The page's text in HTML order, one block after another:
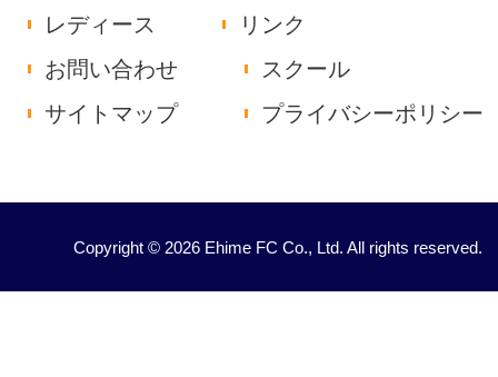
レディース
リンク
お問い合わせ
スクール
サイトマップ
プライバシーポリシー
Copyright © 2026 Ehime FC Co., Ltd. All rights reserved.